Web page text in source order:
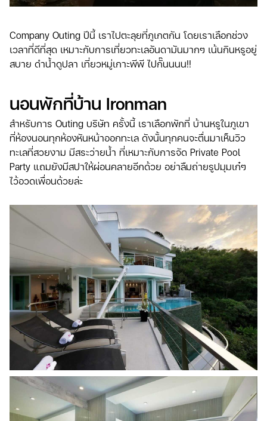
Company Outing ปีนี้ เราไปตะลุยที่ภูเกตกัน โดยเราเลือกช่วง
เวลาที่ดีที่สุด เหมาะกับการเที่ยวทะเลอันดามันมากๆ เน้นกินหรูอยู่
สบาย ดำน้ำดูปลา เที่ยวหมู่เกาะพีพี ไปกั๊นนนน!!
นอนพักที่บ้าน Ironman
สำหรับการ Outing บริษัท ครั้งนี้ เราเลือกพักที่ บ้านหรูในภูเขา
ที่ห้องนอนทุกห้องหันหน้าออกทะเล ดังนั้นทุกคนจะตื่นมาเห็นวิว
ทะเลที่สวยงาม มีสระว่ายน้ำ ที่เหมาะกับการจัด Private Pool
Party แถมยังมีสปาให้ผ่อนคลายอีกด้วย อย่าลืมถ่ายรูปมุมเก๋ๆ
ไว้อวดเพื่อนด้วยล่ะ